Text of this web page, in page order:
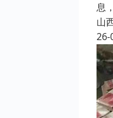
息
山
26-